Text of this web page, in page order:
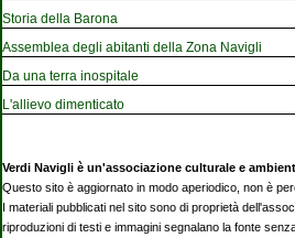
Storia della Barona
Assemblea degli abitanti della Zona Navigli
Da una terra inospitale
L'allievo dimenticato
Verdi Navigli è un'associazione culturale e
Questo sito è aggiornato in modo aperiodico, non è
I materiali pubblicati nel sito sono di proprietà
riproduzioni di testi e immagini segnalano la fonte